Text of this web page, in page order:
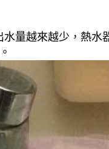
量越來越少，熱